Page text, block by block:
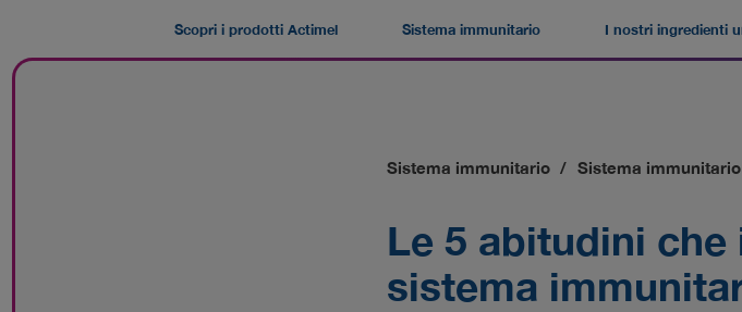
content
Scopri i prodotti Actimel Sistema immunitario I nostri ingredienti
Sistema immunitario Sistema immunitario
Le 5 abitudini
sistema